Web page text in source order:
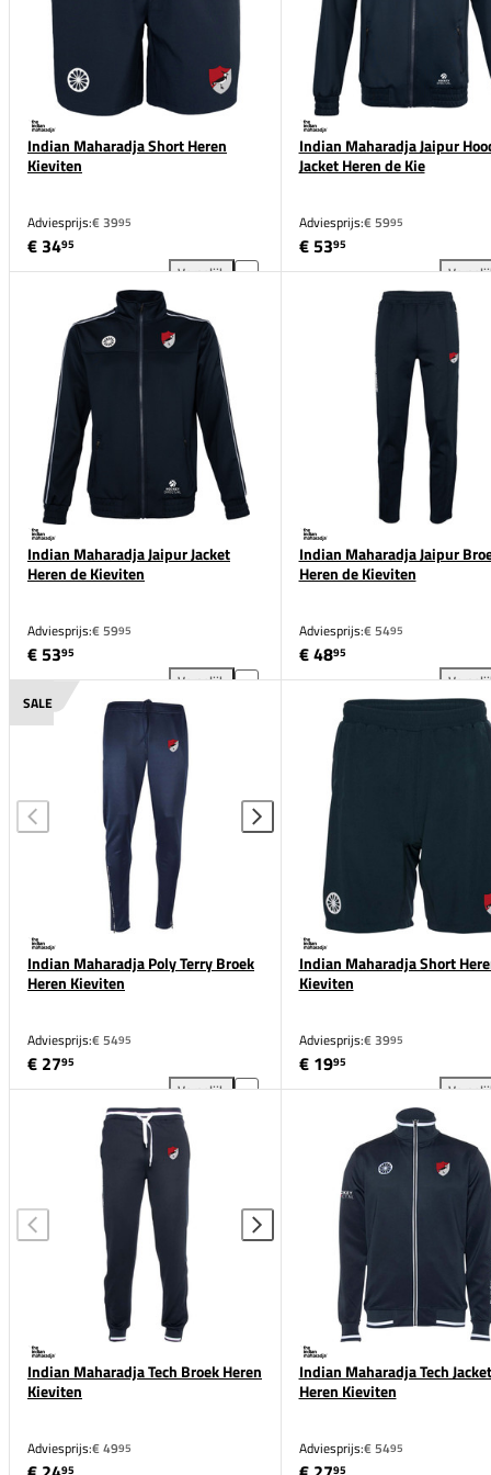
Indian Maharadja Short Heren
Kieviten
Adviesprijs:€ 3995
€ 3495
Vergelijk
Indian Maharadja Short Heren Kieviten toevoegen
Indian Maharadja Jaipur
Jacket Heren de Kie
Adviesprijs:€ 5995
€ 5395
Indian Maharadja Jaipur Jacket
Heren de Kieviten
Adviesprijs:€ 5995
€ 5395
Vergelijk
Indian Maharadja Jaipur Jacket Heren de Kieviten
Indian Maharadja Jaipur
Heren de Kieviten
Adviesprijs:€ 5495
€ 4895
SALE
Indian Maharadja Poly Terry Broek
Heren Kieviten
Adviesprijs:€ 5495
€ 2795
Vergelijk
Indian Maharadja Poly Terry Broek Heren Kieviten
Indian Maharadja Short
Kieviten
Adviesprijs:€ 3995
€ 1995
Indian Maharadja Tech Broek Heren
Kieviten
Adviesprijs:€ 4995
95
Indian Maharadja Tech Jacket
Heren Kieviten
Adviesprijs:€ 5495
95